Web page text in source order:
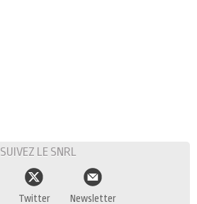
SUIVEZ LE SNRL
Twitter Newsletter